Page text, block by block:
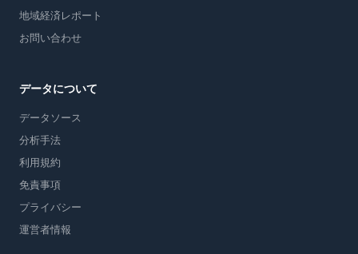
地域経済レポート
お問い合わせ
データについて
データソース
分析手法
利用規約
免責事項
プライバシー
運営者情報